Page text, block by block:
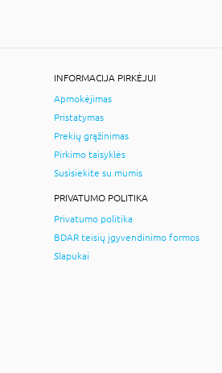
INFORMACIJA PIRKĖJUI
Apmokėjimas
Pristatymas
Prekių grąžinimas
Pirkimo taisyklės
Susisiekite su mumis
PRIVATUMO POLITIKA
Privatumo politika
BDAR teisių įgyvendinimo formos
Slapukai